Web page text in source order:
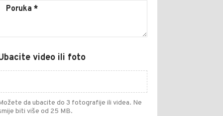
video ili foto
da ubacite do 3 fotografije ili videa. Ne
biti više od 25 MB.